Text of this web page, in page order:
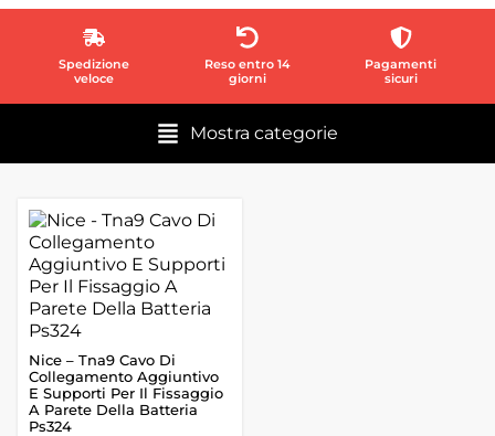
Spedizione
veloce
Reso entro 14
giorni
Pagamenti
sicuri
Mostra categorie
Nice – Tna9 Cavo Di
Collegamento Aggiuntivo
E Supporti Per Il Fissaggio
A Parete Della Batteria
Ps324